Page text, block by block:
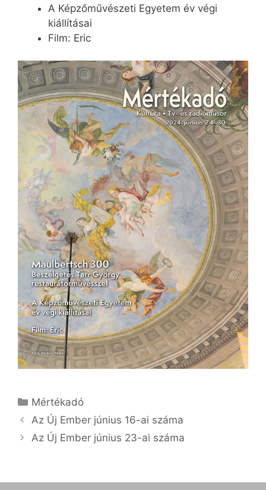
A Képzőművészeti Egyetem év végi
kiállításai
Film: Eric
Kategória
Mértékadó
Az Új Ember június 16-ai száma
Az Új Ember június 23-ai száma